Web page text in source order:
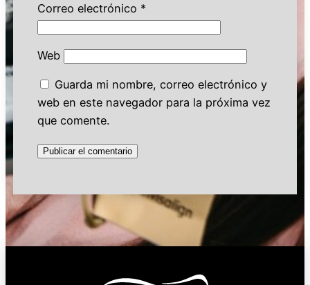
Correo electrónico *
Web
Guarda mi nombre, correo electrónico y
web en este navegador para la próxima vez
que comente.